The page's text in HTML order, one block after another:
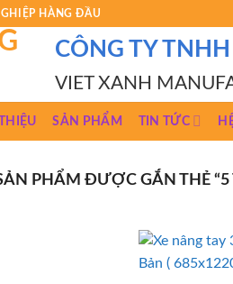
HÀNG ĐẦU
CÔNG TY
VIET XANH
SẢN PHẨM TIN TỨC
PHẨM ĐƯỢC GẮN THẺ “5